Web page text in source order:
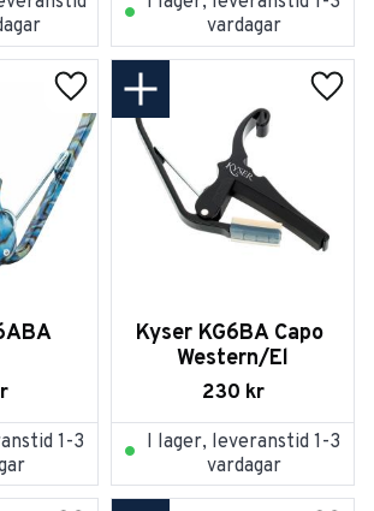
vardagar
Lägg till i favoriter
1-3
Kyser KG6BA Capo
Western/El
230 kr
I lager, leveranstid 1-3
vardagar